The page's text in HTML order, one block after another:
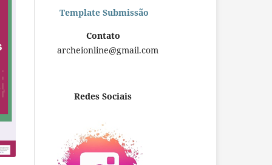
Template Submissão
Contato
archeionline@gmail.com
Redes Sociais